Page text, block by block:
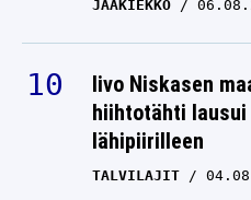
JÄÄKIEKKO
Iivo Niskasen
hiihtotähti
lähipiirilleen
TALVILAJIT